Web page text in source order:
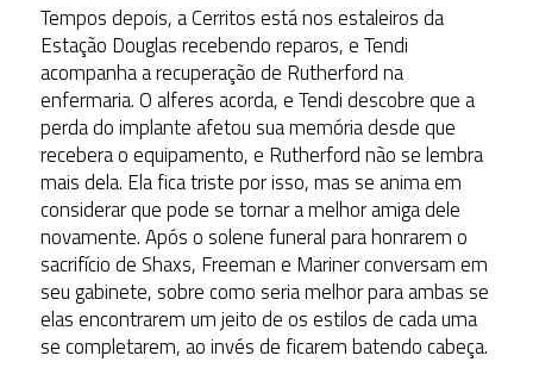
Tempos depois, a Cerritos está nos estaleiros da
Estação Douglas recebendo reparos, e Tendi
acompanha a recuperação de Rutherford na
enfermaria. O alferes acorda, e Tendi descobre que a
perda do implante afetou sua memória desde que
recebera o equipamento, e Rutherford não se lembra
mais dela. Ela fica triste por isso, mas se anima em
considerar que pode se tornar a melhor amiga dele
novamente. Após o solene funeral para honrarem o
sacrifício de Shaxs, Freeman e Mariner conversam em
seu gabinete, sobre como seria melhor para ambas se
elas encontrarem um jeito de os estilos de cada uma
se completarem, ao invés de ficarem batendo cabeça.